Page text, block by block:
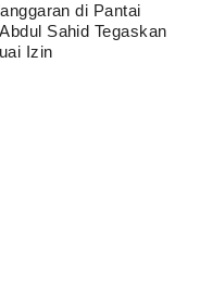
di Pantai
Sahid Tegaskan
Izin